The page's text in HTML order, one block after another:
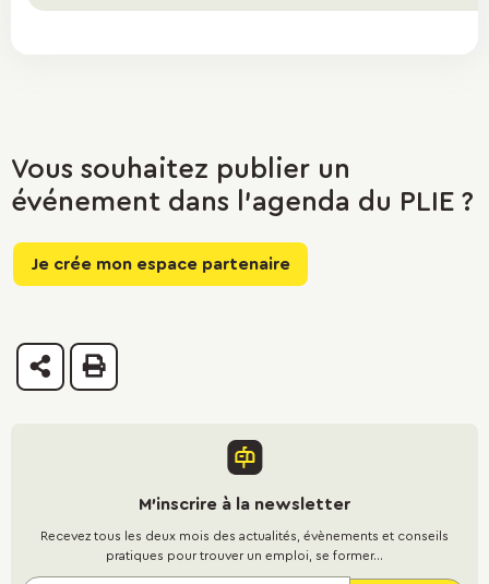
Vous souhaitez publier un
événement dans l'agenda du PLIE ?
Je crée mon espace partenaire
PartagerImprimer
M'inscrire à la newsletter
Recevez tous les deux mois des actualités, évènements et conseils
pratiques pour trouver un emploi, se former...